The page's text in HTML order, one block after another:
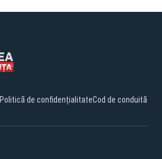
Politică de confidențialitateCod de conduită